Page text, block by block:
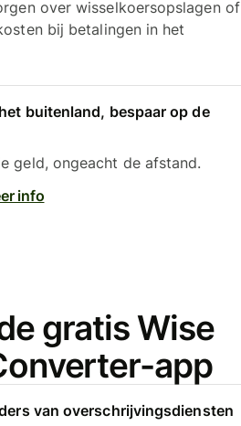
over wisselkoersopslagen of
bij betalingen in het
buitenland, bespaar op de
geld, ongeacht de afstand.
info
gratis Wise
app
van overschrijvingsdiensten